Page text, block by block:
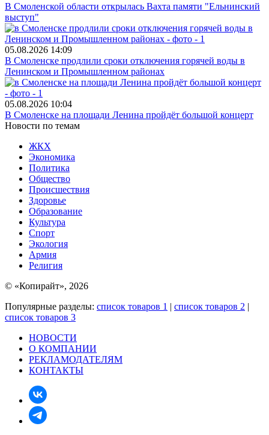
В Смоленской области открылась Вахта памяти "Ельнинский
выступ"
05.08.2026 14:09
В Смоленске продлили сроки отключения горячей воды в
Ленинском и Промышленном районах
05.08.2026 10:04
В Смоленске на площади Ленина пройдёт большой концерт
Новости по темам
ЖКХ
Экономика
Политика
Общество
Происшествия
Здоровье
Образование
Культура
Спорт
Экология
Армия
Религия
© «Копирайт», 2026
Популярные разделы: список товаров 1 | список товаров 2 |
список товаров 3
НОВОСТИ
О КОМПАНИИ
РЕКЛАМОДАТЕЛЯМ
КОНТАКТЫ